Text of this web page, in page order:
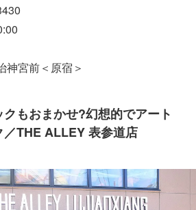
神宮前＜原宿＞
もおまかせ?幻想的でアート
／THE ALLEY 表参道店